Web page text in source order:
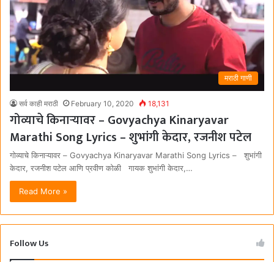
मराठी गाणी
सर्व काही मराठी February 10, 2020 18,131
गोव्याचे किनाऱ्यावर – Govyachya Kinaryavar
Marathi Song Lyrics – शुभांगी केदार, रजनीश पटेल
गोव्याचे किनाऱ्यावर – Govyachya Kinaryavar Marathi Song Lyrics – शुभांगी
केदार, रजनीश पटेल आणि प्रवीण कोळी गायक शुभांगी केदार,…
Read More »
Follow Us